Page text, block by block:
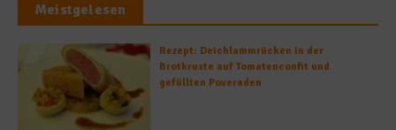
Meistgelesen
Rezept: Deichlammrücken in der
Brotkruste auf Tomatenconfit und
gefüllten Poveraden